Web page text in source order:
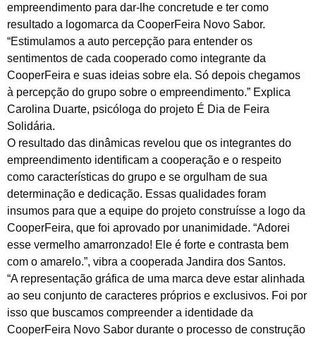
empreendimento para dar-lhe concretude e ter como
resultado a logomarca da CooperFeira Novo Sabor.
“Estimulamos a auto percepção para entender os
sentimentos de cada cooperado como integrante da
CooperFeira e suas ideias sobre ela. Só depois chegamos
à percepção do grupo sobre o empreendimento.” Explica
Carolina Duarte, psicóloga do projeto É Dia de Feira
Solidária.
O resultado das dinâmicas revelou que os integrantes do
empreendimento identificam a cooperação e o respeito
como características do grupo e se orgulham de sua
determinação e dedicação. Essas qualidades foram
insumos para que a equipe do projeto construísse a logo da
CooperFeira, que foi aprovado por unanimidade. “Adorei
esse vermelho amarronzado! Ele é forte e contrasta bem
com o amarelo.”, vibra a cooperada Jandira dos Santos.
“A representação gráfica de uma marca deve estar alinhada
ao seu conjunto de caracteres próprios e exclusivos. Foi por
isso que buscamos compreender a identidade da
CooperFeira Novo Sabor durante o processo de construção